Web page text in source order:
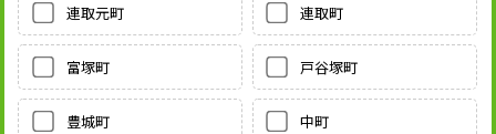
連取元町 連取町
富塚町 戸谷塚町
豊城町 中町